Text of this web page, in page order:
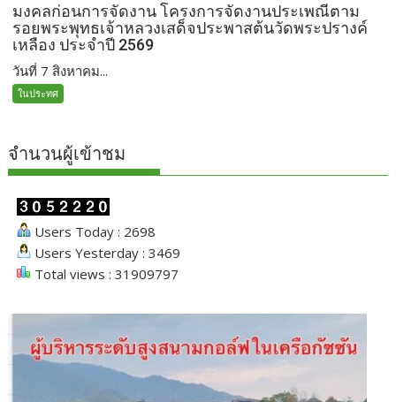
มงคลก่อนการจัดงาน โครงการจัดงานประเพณีตาม
รอยพระพุทธเจ้าหลวงเสด็จประพาสต้นวัดพระปรางค์
เหลือง ประจำปี 2569
วันที่ 7 สิงหาคม...
ในประทศ
จำนวนผู้เข้าชม
Users Today : 2698
Users Yesterday : 3469
Total views : 31909797